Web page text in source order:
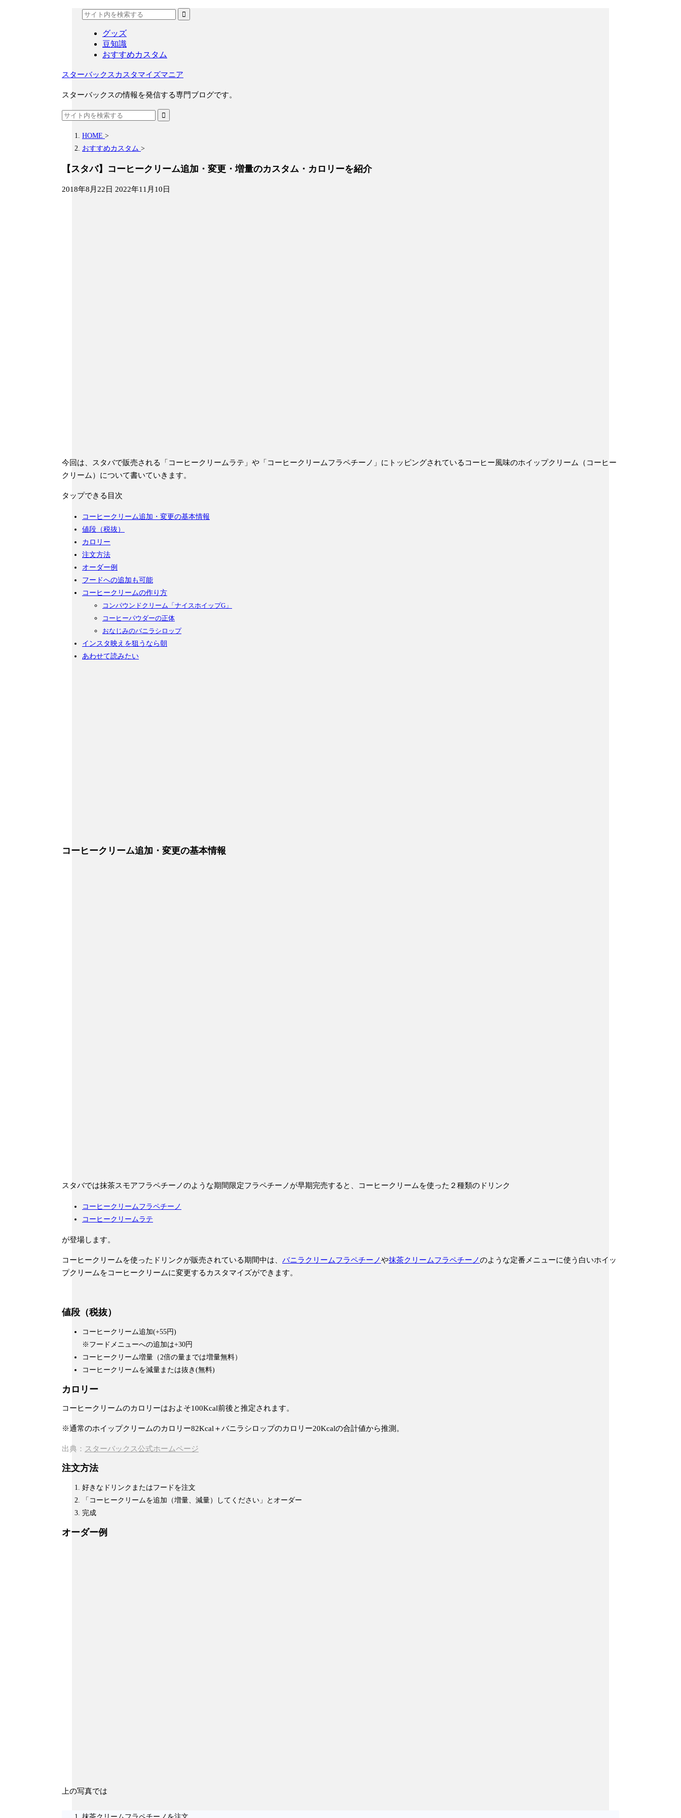
グッズ
豆知識
おすすめカスタム
スターバックスカスタマイズマニア
スターバックスの情報を発信する専門ブログです。
HOME >
おすすめカスタム >
【スタバ】コーヒークリーム追加・変更・増量のカスタム・カロリーを紹介
2018年8月22日 2022年11月10日
今回は、スタバで販売される「コーヒークリームラテ」や「コーヒークリームフラペチーノ」にトッピングされているコーヒー風味のホイップクリーム（コーヒー
クリーム）について書いていきます。
タップできる目次
コーヒークリーム追加・変更の基本情報
値段（税抜）
カロリー
注文方法
オーダー例
フードへの追加も可能
コーヒークリームの作り方
コンパウンドクリーム「ナイスホイップG」
コーヒーパウダーの正体
おなじみのバニラシロップ
インスタ映えを狙うなら朝
あわせて読みたい
コーヒークリーム追加・変更の基本情報
スタバでは抹茶スモアフラペチーノのような期間限定フラペチーノが早期完売すると、コーヒークリームを使った２種類のドリンク
コーヒークリームフラペチーノ
コーヒークリームラテ
が登場します。
コーヒークリームを使ったドリンクが販売されている期間中は、 バニラクリームフラペチーノや抹茶クリームフラペチーノのような定番メニューに使う白いホイッ
プクリームをコーヒークリームに変更するカスタマイズができます。
値段（税抜）
コーヒークリーム追加(+55円)
※フードメニューへの追加は+30円
コーヒークリーム増量（2倍の量までは増量無料）
コーヒークリームを減量または抜き(無料)
カロリー
コーヒークリームのカロリーはおよそ100Kcal前後と推定されます。
※通常のホイップクリームのカロリー82Kcal＋バニラシロップのカロリー20Kcalの合計値から推測。
出典： スターバックス公式ホームページ
注文方法
好きなドリンクまたはフードを注文
「コーヒークリームを追加（増量、減量）してください」とオーダー
完成
オーダー例
上の写真では